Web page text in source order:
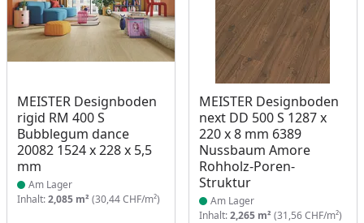
MEISTER Designboden
rigid RM 400 S
Bubblegum dance
20082 1524 x 228 x 5,5
mm
Produkt am Lager
Am Lager
Inhalt:2,085 m² (30,44 CHF/m²)
MEISTER Designboden
next DD 500 S 1287 x
220 x 8 mm 6389
Nussbaum Amore
Rohholz-Poren-
Struktur
Produkt am Lager
Am Lager
Inhalt:2,265 m² (31,56 CHF/m²)